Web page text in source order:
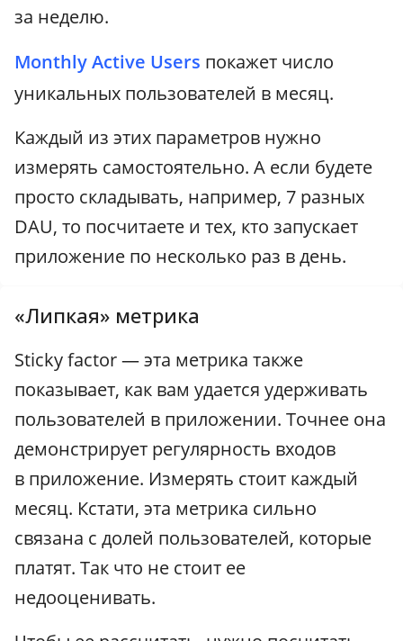
за неделю.
Monthly Active Users покажет число
уникальных пользователей в месяц.
Каждый из этих параметров нужно
измерять самостоятельно. А если будете
просто складывать, например, 7 разных
DAU, то посчитаете и тех, кто запускает
приложение по несколько раз в день.
«Липкая» метрика
Sticky factor — эта метрика также
показывает, как вам удается удерживать
пользователей в приложении. Точнее она
демонстрирует регулярность входов
в приложение. Измерять стоит каждый
месяц. Кстати, эта метрика сильно
связана с долей пользователей, которые
платят. Так что не стоит ее
недооценивать.